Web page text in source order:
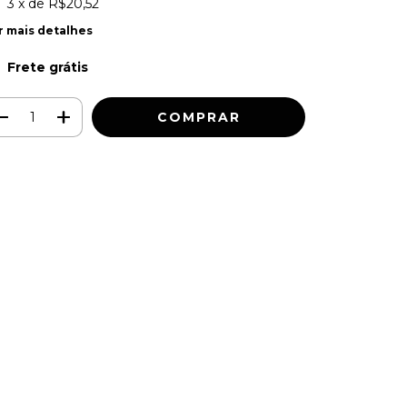
3 x de R$20,52
mais detalhes
Frete grátis